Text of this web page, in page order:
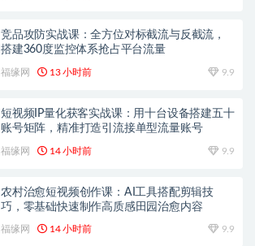
竞品攻防实战课：全方位对标截流与反截流，
搭建360度监控体系抢占平台流量
福缘网 13 小时前 9.9
短视频IP量化获客实战课：用十台设备搭建五十
账号矩阵，精准打造引流接单型流量账号
福缘网 14 小时前 9.9
农村治愈短视频创作课：AI工具搭配剪辑技
巧，零基础快速制作高质感田园治愈内容
福缘网 14 小时前 9.9